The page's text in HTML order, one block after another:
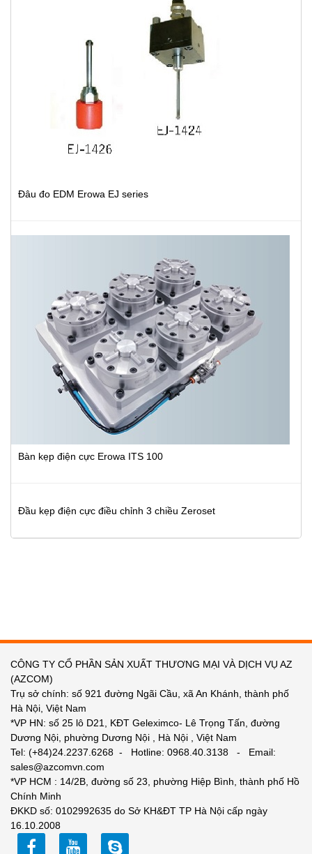
Đâu đo EDM Erowa EJ series
Bàn kẹp điện cực Erowa ITS 100
Đầu kẹp điện cực điều chỉnh 3 chiều Zeroset
CÔNG TY CỔ PHẦN SẢN XUẤT THƯƠNG MẠI VÀ DỊCH VỤ AZ
(AZCOM)
Trụ sở chính: số 921 đường Ngãi Cầu, xã An Khánh, thành phố
Hà Nội, Việt Nam
*VP HN: số 25 lô D21, KĐT Geleximco- Lê Trọng Tấn, đường
Dương Nội, phường Dương Nội , Hà Nội , Việt Nam
Tel: (+84)24.2237.6268 - Hotline: 0968.40.3138 - Email:
sales@azcomvn.com
*VP HCM : 14/2B, đường số 23, phường Hiệp Bình, thành phố Hồ
Chính Minh
ĐKKD số: 0102992635 do Sở KH&ĐT TP Hà Nội cấp ngày
16.10.2008